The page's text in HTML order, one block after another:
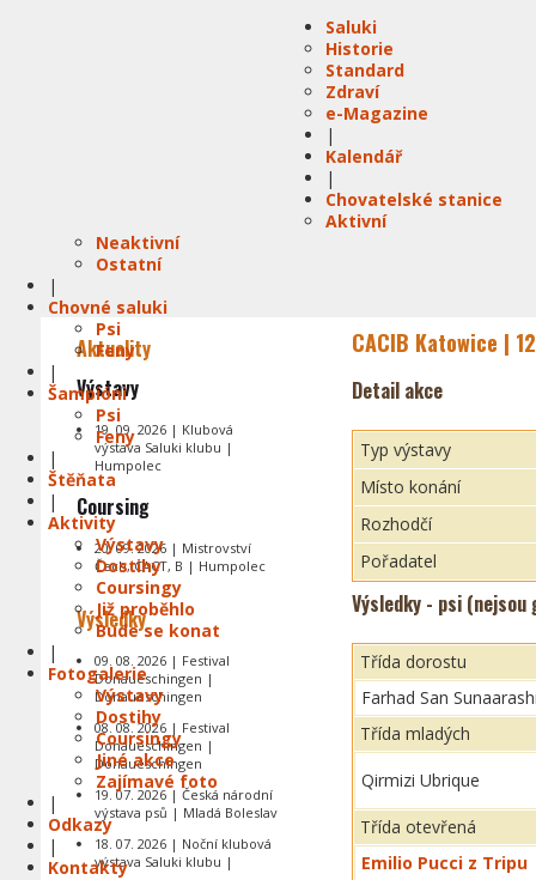
Saluki
Historie
Standard
Zdraví
e-Magazine
|
Kalendář
|
Chovatelské stanice
Aktivní
Neaktivní
Ostatní
|
Chovné saluki
Psi
Feny
|
Šampióni
Psi
Feny
|
Štěňata
|
Aktivity
Výstavy
Dostihy
Coursingy
Již proběhlo
Bude se konat
|
Fotogalerie
Výstavy
Dostihy
Coursingy
Jiné akce
Zajímavé foto
|
Odkazy
|
Kontakty
CACIB Katowice |
Detail akce
Typ výstavy
Místo konání
Rozhodčí
Pořadatel
Výsledky - psi
Třída dorostu
Farhad San
Třída mladých
Qirmizi Ubrique
Třída otevřená
Emilio Pucci z Tripu
Aktuality
Výstavy
19. 09. 2026 | Klubová
výstava Saluki klubu |
Humpolec
Coursing
20. 09. 2026 | Mistrovství
Čech, CACT, B | Humpolec
Výsledky
09. 08. 2026 | Festival
Donaueschingen |
Donaueschingen
08. 08. 2026 | Festival
Donaueschingen |
Donaueschingen
19. 07. 2026 | Česká národní
výstava psů | Mladá Boleslav
18. 07. 2026 | Noční klubová
výstava Saluki klubu |